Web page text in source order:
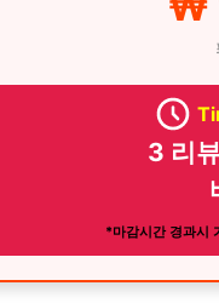
3 리
*마감시간 경과시